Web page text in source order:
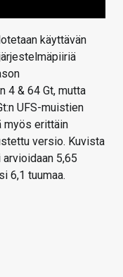
käyttävän
4 & 64 Gt, mutta
UFS-muistien
myös erittäin
versio. Kuvista
5,65
6,1 tuumaa.